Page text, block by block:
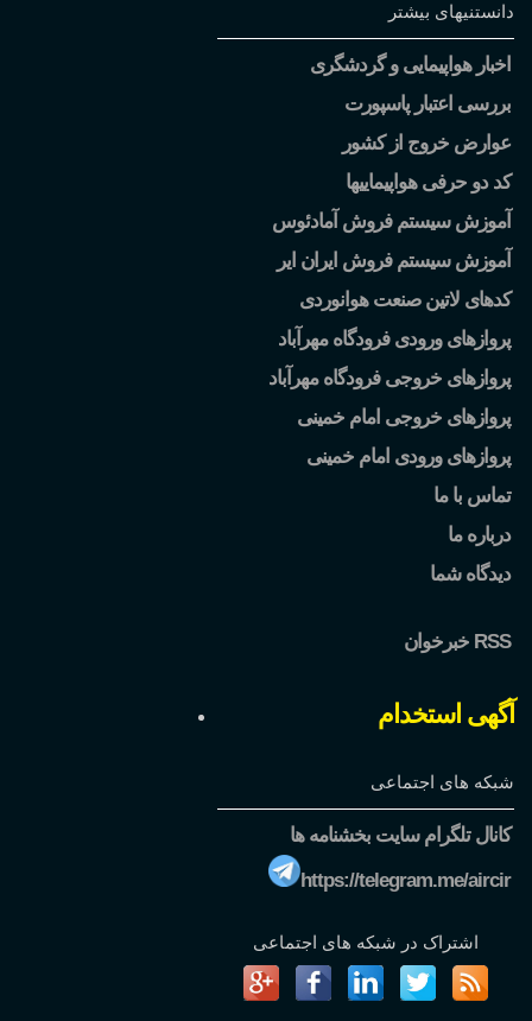
دانستنیهای بیشتر
اخبار هواپیمایی و گردشگری
بررسی اعتبار پاسپورت
عوارض خروج از کشور
کد دو حرفی هواپیماییها
آموزش سیستم فروش آمادئوس
آموزش سیستم فروش ایران ایر
کدهای لاتین صنعت هوانوردی
پروازهای ورودی فرودگاه مهرآباد
پروازهای خروجی فرودگاه مهرآباد
پروازهای خروجی امام خمینی
پروازهای ورودی امام خمینی
تماس با ما
درباره ما
دیدگاه شما
خبرخوان RSS
آگهی استخدام
شبکه های اجتماعی
کانال تلگرام سایت بخشنامه ها
https://telegram.me/aircir
اشتراک در شبکه های اجتماعی